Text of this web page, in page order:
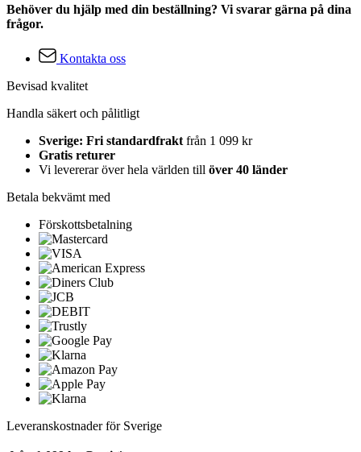
Behöver du hjälp med din beställning? Vi svarar gärna på dina
frågor.
Kontakta oss
Bevisad kvalitet
Handla säkert och pålitligt
Sverige: Fri standardfraktfrån 1 099 kr
Gratis returer
Vi levererar över hela världen till över 40 länder
Betala bekvämt med
Förskottsbetalning
Leveranskostnader för Sverige